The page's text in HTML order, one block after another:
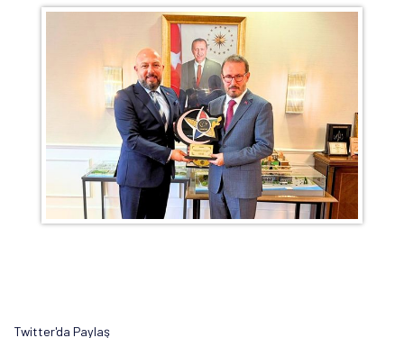
Twitter'da Paylaş